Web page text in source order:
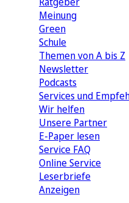
Meinung
Green
Schule
Themen von A bis Z
Newsletter
Podcasts
Services und
Wir helfen
Unsere Partner
E-Paper lesen
Service FAQ
Online Service
Leserbriefe
Anzeigen